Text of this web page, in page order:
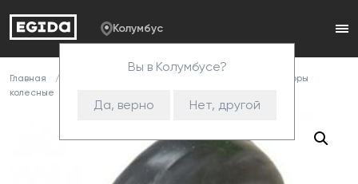
Колумбус
Вы в Колумбусе?
Да, верно Нет, другой
Главная
Опоры
колесные